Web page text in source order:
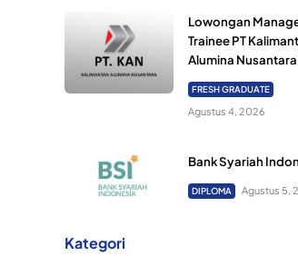
Lowongan
Trainee PT
Alumina Nusantara
FRESH GRADUATE
Agustus 4, 2026
Bank Syariah
DIPLOMA Agustus 5,
Kategori